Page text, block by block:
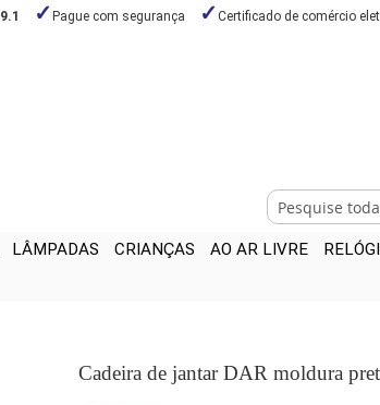
9.1 Pague com segurança Certificado de comércio
LÂMPADAS CRIANÇAS AO AR LIVRE
Cadeira de jantar DAR moldura